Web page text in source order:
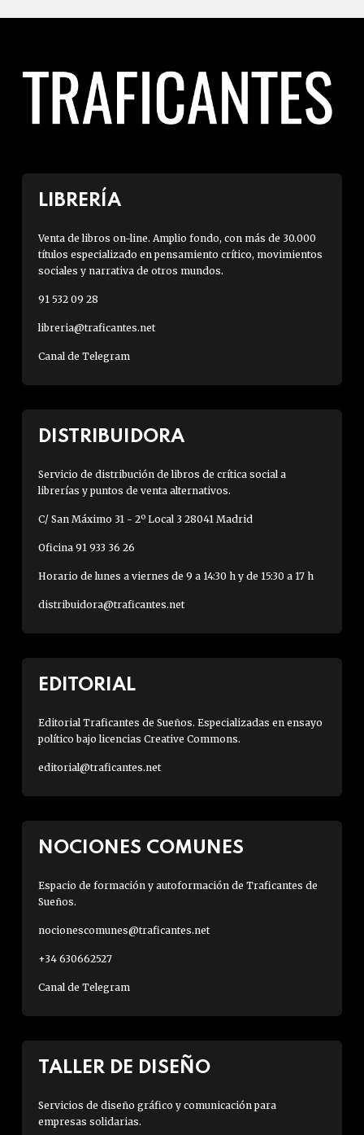
LIBRERÍA
Venta de libros on-line. Amplio fondo, con más de 30.000
títulos especializado en pensamiento crítico, movimientos
sociales y narrativa de otros mundos.
91 532 09 28
libreria@traficantes.net
Canal de Telegram
DISTRIBUIDORA
Servicio de distribución de libros de crítica social a
librerías y puntos de venta alternativos.
C/ San Máximo 31 - 2º Local 3 28041 Madrid
Oficina 91 933 36 26
Horario de lunes a viernes de 9 a 14:30 h y de 15:30 a 17 h
distribuidora@traficantes.net
EDITORIAL
Editorial Traficantes de Sueños. Especializadas en ensayo
político bajo licencias Creative Commons.
editorial@traficantes.net
NOCIONES COMUNES
Espacio de formación y autoformación de Traficantes de
Sueños.
nocionescomunes@traficantes.net
+34 630662527
Canal de Telegram
TALLER DE DISEÑO
Servicios de diseño gráfico y comunicación para
empresas solidarias.